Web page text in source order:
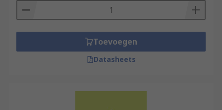
Toevoegen
Datasheets